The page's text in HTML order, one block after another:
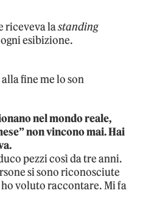
riceveva lastanding
esibizione.
fine me lo son
nel mondo reale,
non vincono mai. Hai
pezzi così da tre anni.
si sono riconosciute
voluto raccontare. Mi fa